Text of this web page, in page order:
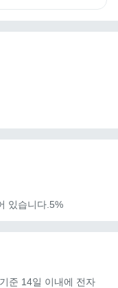
있습니다.5%
준 14일 이내에 전자